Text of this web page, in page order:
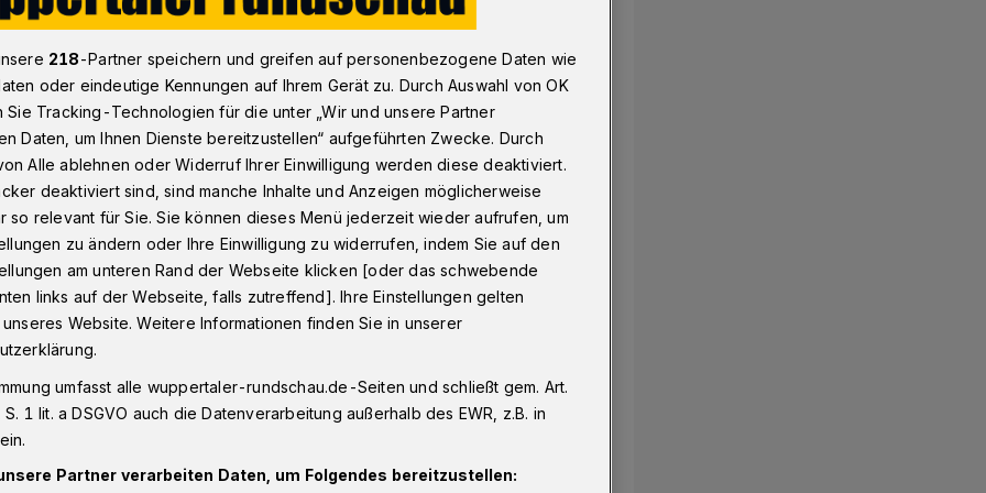
der Volksbank im Bergischen Land ins Arbeitsleben​
bei der
Arbeitsleben
Vorstand Christian T. Fried die
Lächeln. Er erzählte aus seiner
im Bergischen Land: „Ich habe
wo Sie jetzt sitzen – und ich habe
218-Partner speichern und greifen auf personenbezogene Daten wie
oder eindeutige Kennungen auf Ihrem Gerät zu. Durch Auswahl von OK
Sie Tracking-Technologien für die unter „Wir und unsere Partner
Daten, um Ihnen Dienste bereitzustellen“ aufgeführten Zwecke. Durch
Alle ablehnen oder Widerruf Ihrer Einwilligung werden diese deaktiviert.
deaktiviert sind, sind manche Inhalte und Anzeigen möglicherweise
so relevant für Sie. Sie können dieses Menü jederzeit wieder aufrufen, um
zu ändern oder Ihre Einwilligung zu widerrufen, indem Sie auf den
am unteren Rand der Webseite klicken [oder das schwebende
links auf der Webseite, falls zutreffend]. Ihre Einstellungen gelten
Website. Weitere Informationen finden Sie in unserer
umfasst alle wuppertaler-rundschau.de-Seiten und schließt gem. Art.
1 lit. a DSGVO auch die Datenverarbeitung außerhalb des EWR, z.B. in
Partner verarbeiten Daten, um Folgendes bereitzustellen: